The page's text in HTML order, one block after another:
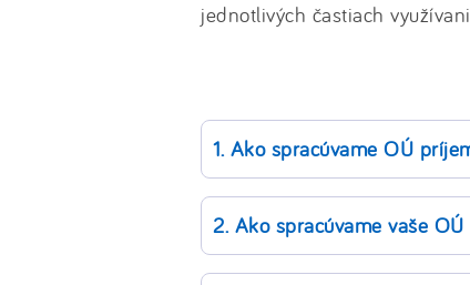
jednotlivých častiach
1. Ako spracúvame OÚ
2. Ako spracúvame vaše